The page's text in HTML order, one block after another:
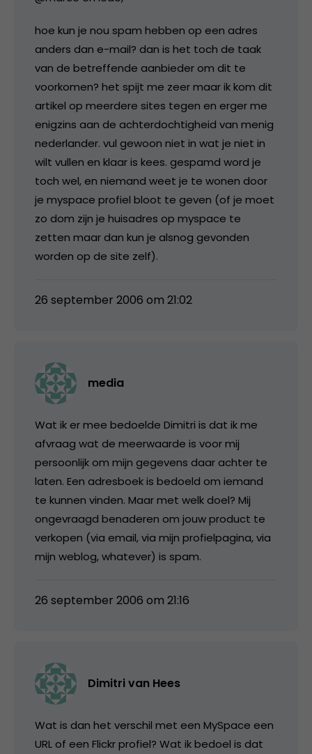
hoe kun je nou spam hebben op een adres
anders dan e-mail? dan is het toch de taak
van de betreffende aanbieder om dit te
voorkomen? het spijt me zeer maar ik kom dit
artikel op meerdere sites tegen en erger me
enigzins aan de achterdochtigheid van menig
nederlander. vul gewoon niet in wat je niet in
wilt vullen en klaar is kees. gespamd word je
toch wel, en niemand weet je te wonen door
je myspace profiel bloot te geven (of je moet
zo dom zijn je huisadres op myspace te
zetten maar dan kun je alsnog gevonden
worden op de site zelf).
26 september 2006 om 21:02
media
Wat ik er mee bedoelde Dimitri is dat ik me
afvraag wat de meerwaarde is voor mij
persoonlijk om mijn gegevens daar achter te
laten. Een adresboek is bedoeld om iemand
te kunnen vinden. Maar met welk doel? Mij
ongevraagd benaderen om jouw product te
verkopen (via email, via mijn profielpagina, via
mijn weblog, whatever) is spam.
26 september 2006 om 21:16
Dimitri van Hees
Wat is dan het verschil met een MySpace een
URL of een Flickr profiel? Wat ik bedoel is dat